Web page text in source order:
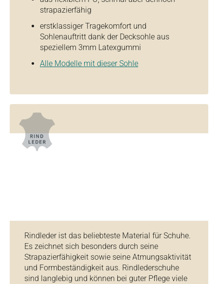
strapazierfähig
erstklassiger Tragekomfort und
Sohlenauftritt dank der Decksohle aus
speziellem 3mm Latexgummi
Alle Modelle mit dieser Sohle
Rindleder ist das beliebteste Material für Schuhe.
Es zeichnet sich besonders durch seine
Strapazierfähigkeit sowie seine Atmungsaktivität
und Formbeständigkeit aus. Rindlederschuhe
sind langlebig und können bei guter Pflege viele